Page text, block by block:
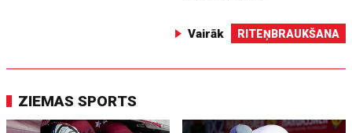
Vairāk RITEŅBRAUKŠANA
ZIEMAS SPORTS